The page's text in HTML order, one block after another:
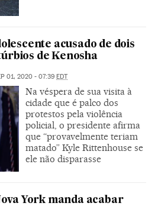
acusado de dois
de Kenosha
01, 2020 - 07:39 EDT
Na véspera de sua visita à
cidade que é palco dos
protestos pela violência
policial, o presidente afirma
que “provavelmente teriam
matado” Kyle Rittenhouse se
ele não disparasse
York manda acabar